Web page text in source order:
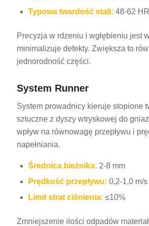
Typowa twardość stali: 48-62
Precyzja w rdzeniu i wgłębieniu jest
minimalizuje defekty. Zwiększa to
jednorodność części.
System Runner
System prowadnicy kieruje stopione
sztuczne z dyszy wtryskowej do
wpływ na równowagę przepływu i
napełniania.
Średnica bieżnika: 2-8 mm
Prędkość przepływu: 0,2-1,0 m/s
Limit strat ciśnienia: ≤10%
Zmniejszenie ilości odpadów